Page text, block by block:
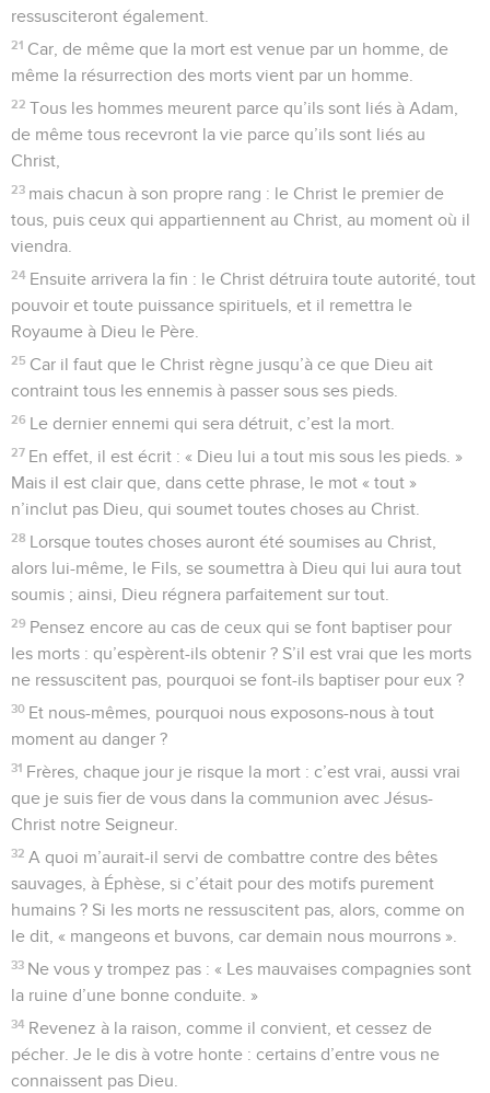
ressusciteront également.
21 Car, de même que la mort est venue par un homme, de
même la résurrection des morts vient par un homme.
22 Tous les hommes meurent parce qu’ils sont liés à Adam,
de même tous recevront la vie parce qu’ils sont liés au
Christ,
23 mais chacun à son propre rang : le Christ le premier de
tous, puis ceux qui appartiennent au Christ, au moment où il
viendra.
24 Ensuite arrivera la fin : le Christ détruira toute autorité, tout
pouvoir et toute puissance spirituels, et il remettra le
Royaume à Dieu le Père.
25 Car il faut que le Christ règne jusqu’à ce que Dieu ait
contraint tous les ennemis à passer sous ses pieds.
26 Le dernier ennemi qui sera détruit, c’est la mort.
27 En effet, il est écrit : « Dieu lui a tout mis sous les pieds. »
Mais il est clair que, dans cette phrase, le mot « tout »
n’inclut pas Dieu, qui soumet toutes choses au Christ.
28 Lorsque toutes choses auront été soumises au Christ,
alors lui-même, le Fils, se soumettra à Dieu qui lui aura tout
soumis ; ainsi, Dieu régnera parfaitement sur tout.
29 Pensez encore au cas de ceux qui se font baptiser pour
les morts : qu’espèrent-ils obtenir ? S’il est vrai que les morts
ne ressuscitent pas, pourquoi se font-ils baptiser pour eux ?
30 Et nous-mêmes, pourquoi nous exposons-nous à tout
moment au danger ?
31 Frères, chaque jour je risque la mort : c’est vrai, aussi vrai
que je suis fier de vous dans la communion avec Jésus-
Christ notre Seigneur.
32 A quoi m’aurait-il servi de combattre contre des bêtes
sauvages, à Éphèse, si c’était pour des motifs purement
humains ? Si les morts ne ressuscitent pas, alors, comme on
le dit, « mangeons et buvons, car demain nous mourrons ».
33 Ne vous y trompez pas : « Les mauvaises compagnies sont
la ruine d’une bonne conduite. »
34 Revenez à la raison, comme il convient, et cessez de
pécher. Je le dis à votre honte : certains d’entre vous ne
connaissent pas Dieu.